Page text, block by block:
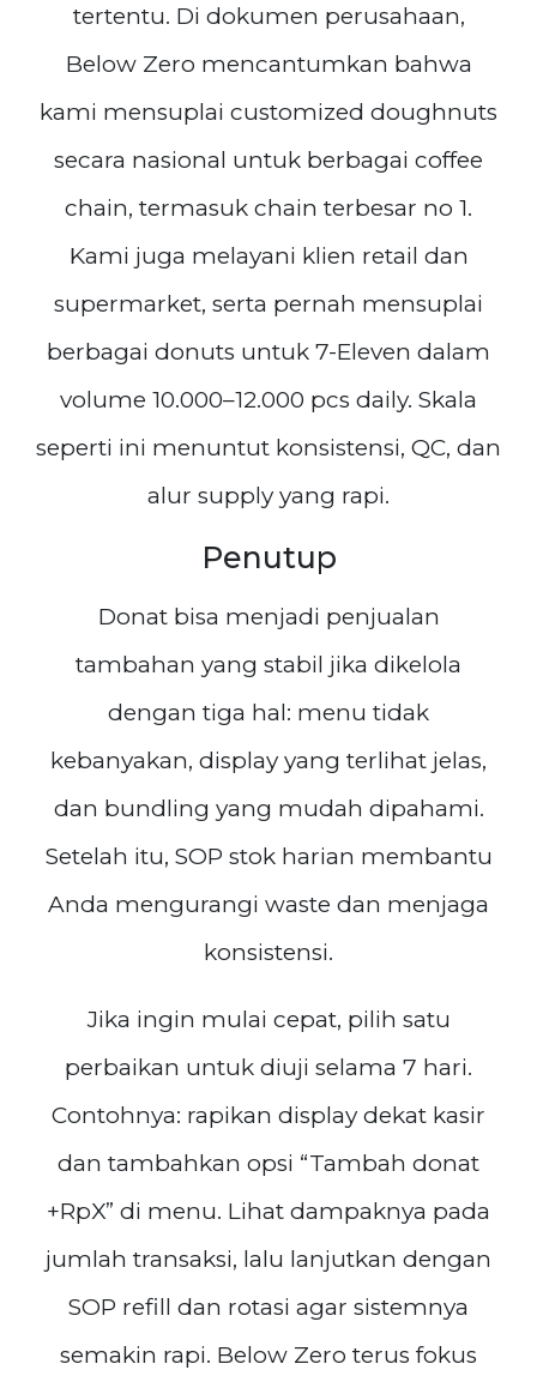
tertentu. Di dokumen perusahaan,
Below Zero mencantumkan bahwa
kami mensuplai customized doughnuts
secara nasional untuk berbagai coffee
chain, termasuk chain terbesar no 1.
Kami juga melayani klien retail dan
supermarket, serta pernah mensuplai
berbagai donuts untuk 7-Eleven dalam
volume 10.000–12.000 pcs daily. Skala
seperti ini menuntut konsistensi, QC, dan
alur supply yang rapi.
Penutup
Donat bisa menjadi penjualan
tambahan yang stabil jika dikelola
dengan tiga hal: menu tidak
kebanyakan, display yang terlihat jelas,
dan bundling yang mudah dipahami.
Setelah itu, SOP stok harian membantu
Anda mengurangi waste dan menjaga
konsistensi.
Jika ingin mulai cepat, pilih satu
perbaikan untuk diuji selama 7 hari.
Contohnya: rapikan display dekat kasir
dan tambahkan opsi “Tambah donat
+RpX” di menu. Lihat dampaknya pada
jumlah transaksi, lalu lanjutkan dengan
SOP refill dan rotasi agar sistemnya
semakin rapi. Below Zero terus fokus